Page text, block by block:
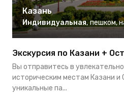
Казань
Индивидуальная, пешком,
Экскурсия по Казани +
Вы отправитесь в
историческим местам Казани и
уникальные па...